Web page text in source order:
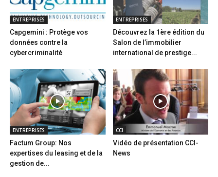
ENTREPRISES
Capgemini : Protège vos
données contre la
cybercriminalité
ENTREPRISES
Découvrez la 1ère édition du
Salon de l’immobilier
international de prestige...
ENTREPRISES
Factum Group: Nos
expertises du leasing et de la
gestion de...
CCI
Vidéo de présentation CCI-
News